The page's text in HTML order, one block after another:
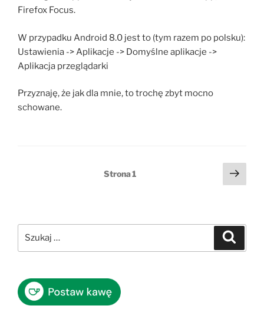
Firefox Focus.
W przypadku Android 8.0 jest to (tym razem po polsku):
Ustawienia -> Aplikacje -> Domyślne aplikacje ->
Aplikacja przeglądarki
Przyznaję, że jak dla mnie, to trochę zbyt mocno
schowane.
Strona1